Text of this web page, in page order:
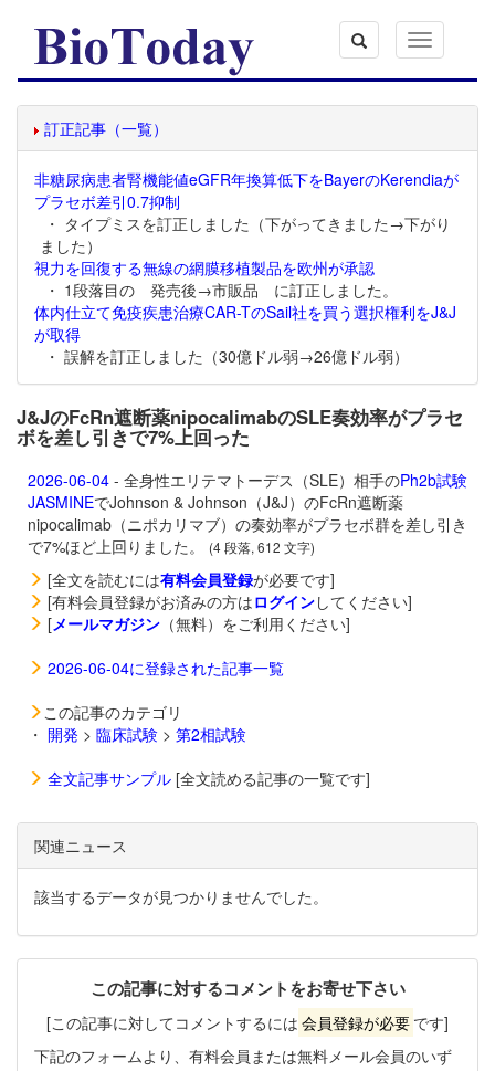
Toggle
navigation
訂正記事（一覧）
非糖尿病患者腎機能値eGFR年換算低下をBayerのKerendiaが
プラセボ差引0.7抑制
・ タイプミスを訂正しました（下がってきました→下がり
ました）
視力を回復する無線の網膜移植製品を欧州が承認
・ 1段落目の 発売後→市販品 に訂正しました。
体内仕立て免疫疾患治療CAR-TのSail社を買う選択権利をJ&J
が取得
・ 誤解を訂正しました（30億ドル弱→26億ドル弱）
J&JのFcRn遮断薬nipocalimabのSLE奏効率がプラセ
ボを差し引きで7%上回った
2026-06-04 - 全身性エリテマトーデス（SLE）相手のPh2b試験
JASMINEでJohnson & Johnson（J&J）のFcRn遮断薬
nipocalimab（ニポカリマブ）の奏効率がプラセボ群を差し引き
で7%ほど上回りました。
(4 段落, 612 文字)
[全文を読むには有料会員登録が必要です]
[有料会員登録がお済みの方はログインしてください]
[メールマガジン （無料）をご利用ください]
2026-06-04に登録された記事一覧
この記事のカテゴリ
・ 開発 > 臨床試験 > 第2相試験
全文記事サンプル [全文読める記事の一覧です]
関連ニュース
該当するデータが見つかりませんでした。
この記事に対するコメントをお寄せ下さい
[この記事に対してコメントするには 会員登録が必要 です]
下記のフォームより、有料会員または無料メール会員のいず